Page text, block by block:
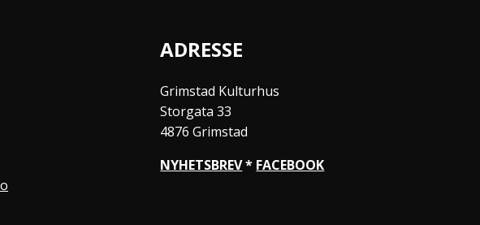
ADRESSE
Grimstad Kulturhus
Storgata 33
4876 Grimstad
NYHETSBREV* FACEBOOK